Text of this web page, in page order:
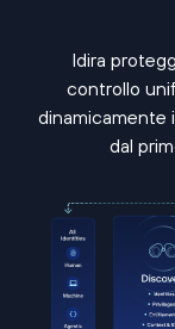
Idira
controllo
dinamicamente
dal